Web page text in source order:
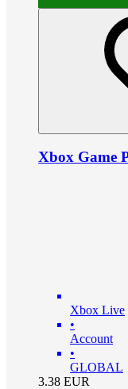
Xbox Game
Xbox Live
•
Account
•
GLOBAL
3.38 EUR